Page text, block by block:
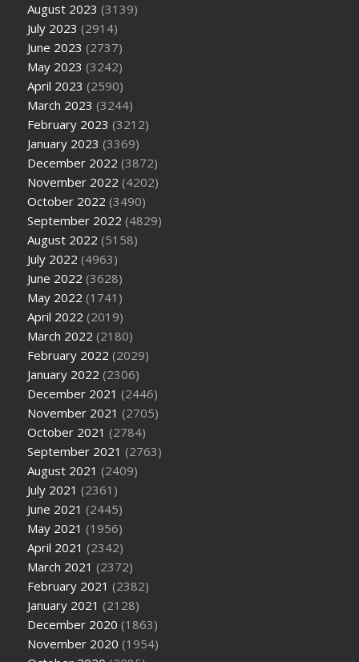
August 2023 (3139)
July 2023 (2914)
June 2023 (2737)
May 2023 (3242)
April 2023 (2590)
March 2023 (3244)
February 2023 (3212)
January 2023 (3369)
December 2022 (3872)
November 2022 (4202)
October 2022 (3490)
September 2022 (4829)
August 2022 (5158)
July 2022 (4963)
June 2022 (3628)
May 2022 (1741)
April 2022 (2019)
March 2022 (2180)
February 2022 (2029)
January 2022 (2306)
December 2021 (2446)
November 2021 (2705)
October 2021 (2784)
September 2021 (2763)
August 2021 (2409)
July 2021 (2361)
June 2021 (2445)
May 2021 (1956)
April 2021 (2342)
March 2021 (2372)
February 2021 (2382)
January 2021 (2128)
December 2020 (1863)
November 2020 (1954)